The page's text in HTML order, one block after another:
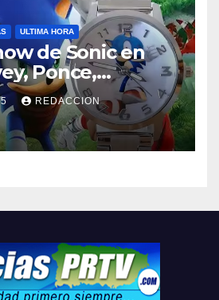
ULTIMA HORA
de Sonic en
Ponce,
y Humacao,
para el que
REDACCION